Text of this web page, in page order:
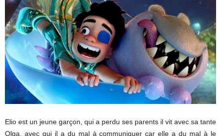
Elio est un jeune garçon, qui a perdu ses parents il vit avec sa tante
Olga, avec qui il a du mal à communiquer car elle a du mal à le